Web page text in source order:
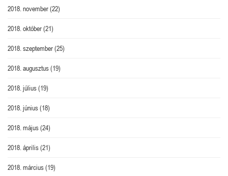
2018. november(22)
2018. október(21)
2018. szeptember(25)
2018. augusztus(19)
2018. július(19)
2018. június(18)
2018. május(24)
2018. április(21)
2018. március(19)